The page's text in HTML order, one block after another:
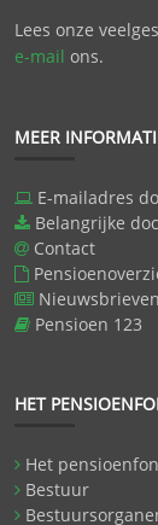
Lees onze
e-mail ons.
MEER
E-mailadres
Belangrijke
Contact
Nieuwsbrieven
Pensioen 123
HET
Het
Bestuur